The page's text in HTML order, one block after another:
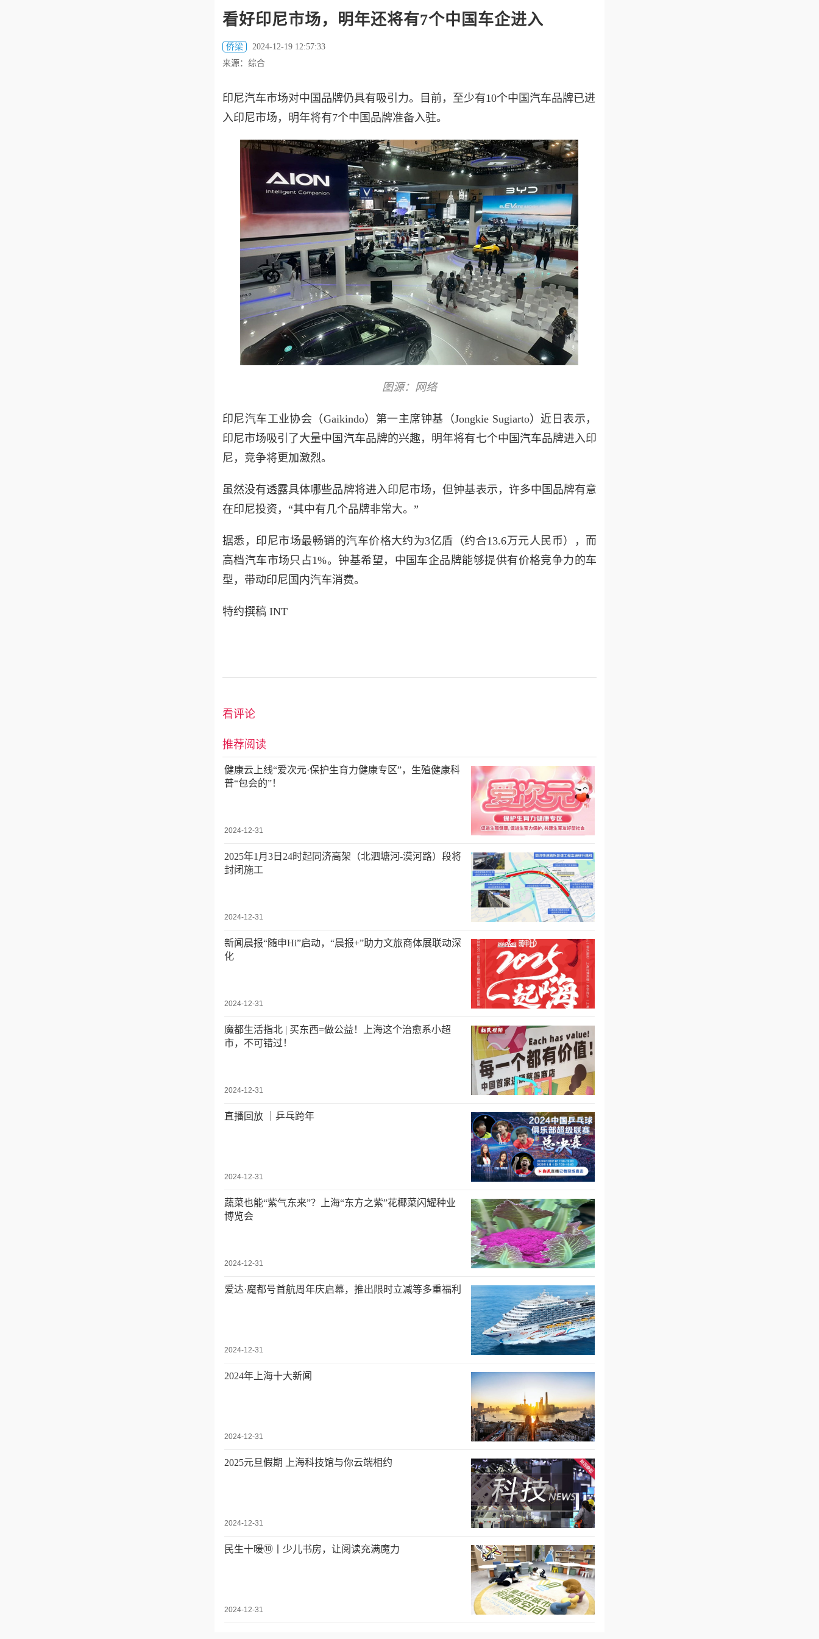
看好印尼市场，明年还将有7个中国车企进入
侨梁
2024-12-19 12:57:33
来源：综合
印尼汽车市场对中国品牌仍具有吸引力。目前，至少有10个中国汽车品牌已进
入印尼市场，明年将有7个中国品牌准备入驻。
图源：网络
印尼汽车工业协会（Gaikindo）第一主席钟基（Jongkie Sugiarto）近日表示，
印尼市场吸引了大量中国汽车品牌的兴趣，明年将有七个中国汽车品牌进入印
尼，竞争将更加激烈。
虽然没有透露具体哪些品牌将进入印尼市场，但钟基表示，许多中国品牌有意
在印尼投资，“其中有几个品牌非常大。”
据悉， 印尼市场最畅销的汽车价格大约为3亿盾（约合13.6万元人民币），而
高档汽车市场只占1%。钟基希望，中国车企品牌能够提供有价格竞争力的车
型，带动印尼国内汽车消费。
特约撰稿 INT
看评论
推荐阅读
健康云上线“爱次元·保护生育力健康专区”，生殖健康科
普“包会的”！
2024-12-31
2025年1月3日24时起同济高架（北泗塘河-漠河路）段将
封闭施工
2024-12-31
新闻晨报“随申Hi”启动，“晨报+”助力文旅商体展联动深
化
2024-12-31
魔都生活指北 | 买东西=做公益！上海这个治愈系小超
市，不可错过！
2024-12-31
直播回放 ｜乒乓跨年
2024-12-31
蔬菜也能“紫气东来”？上海“东方之紫”花椰菜闪耀种业
博览会
2024-12-31
爱达·魔都号首航周年庆启幕，推出限时立减等多重福利
2024-12-31
2024年上海十大新闻
2024-12-31
2025元旦假期 上海科技馆与你云端相约
2024-12-31
民生十暖⑩丨少儿书房，让阅读充满魔力
2024-12-31